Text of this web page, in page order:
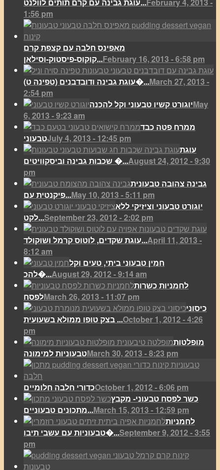
עוגת גבינה עם קרם תותים לוולנט...February 4, 2013 -
1:56 pm
מאפינס חלבה עם קצפת קרם
קוקוס-פיסטוק-וסילאן...February 16, 2013 - 6:58 pm
(עוגת גבינה ודובדבנים (טפינה ט�...March 27, 2013 -
2:54 pm
יוגורט קשיו טבעוני וקל להכנהMay
6, 2013 - 9:23 am
ממרח פטה כבד
טבעוניJuly 4, 2013 - 12:45 pm
עוגת
שכבות גבינה וביסקוויטים �...August 24, 2012 - 9:30
pm
גבינה צהובה טבעונית
פיקנטית עם...May 10, 2013 - 5:11 pm
יוגורט טבעוני וציזיקי ללא
לקט...September 23, 2012 - 2:02 pm
עוגת שקדים, לוטוס קרמל ושוקולד...April 11, 2013 -
8:12 am
חמין טבעוני ביתי, טעים וקל
להכ�...August 29, 2012 - 9:14 am
לחמניות כשרות
לפסחMarch 26, 2013 - 11:07 pm
כיסוני
בצק טופו ממולא בשעועית ...October 1, 2012 - 4:26
pm
מופלטות
טבעוניות למימונהMarch 30, 2013 - 8:23 pm
כדורי חלבה חלומייםOctober 1, 2012 - 6:06 pm
כשר לפסח טבעוני- מקבץ
מתכונים טבעוניים...March 15, 2013 - 12:59 pm
לחמניות
טבעוניות עם עשבי תיבו�...September 9, 2012 - 3:55
pm